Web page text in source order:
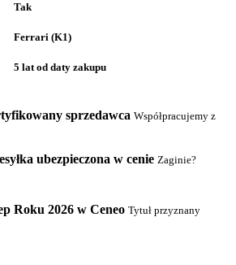
Tak
Ferrari (K1)
5 lat od daty zakupu
sprzedawca Współpracujemy z
ubezpieczona w cenie Zaginie?
Roku 2026 w Ceneo Tytuł przyznany